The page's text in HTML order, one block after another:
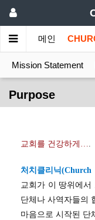
메인
Mission Statement
Purpose
교회를 건강하게 ….
처치클리닉(Church
교회가 이 땅위에
단체나 사역자들의
마음으로 시작된 단